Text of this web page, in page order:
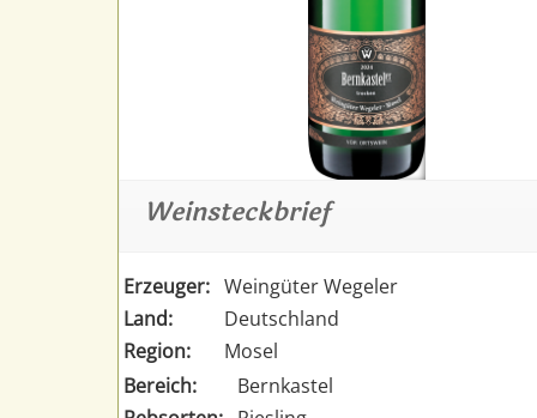
Weinsteckbrief
Erzeuger: Weingüter Wegeler
Land:
Deutschland
Region:
Mosel
Bereich:
Bernkastel